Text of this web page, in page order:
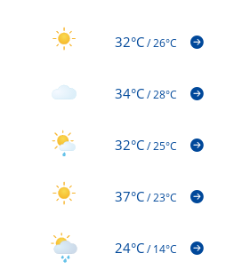
32°C/26°C
34°C/28°C
32°C/25°C
37°C/23°C
24°C/14°C